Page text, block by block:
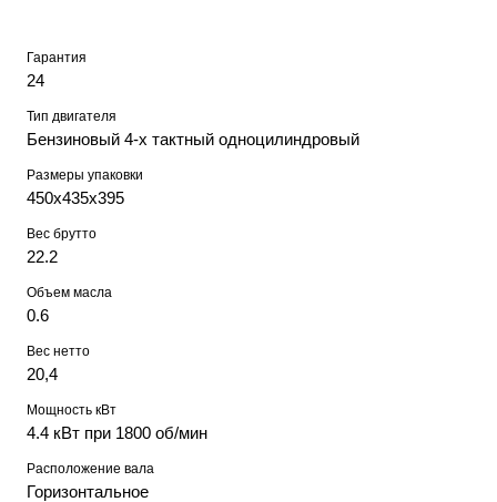
Гарантия
24
Тип двигателя
Бензиновый 4-х тактный одноцилиндровый
Размеры упаковки
450х435х395
Вес брутто
22.2
Объем масла
0.6
Вес нетто
20,4
Мощность кВт
4.4 кВт при 1800 об/мин
Расположение вала
Горизонтальное